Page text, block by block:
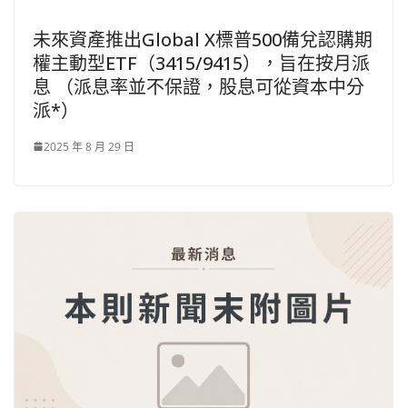
未來資產推出Global X標普500備兌認購期
權主動型ETF（3415/9415），旨在按月派
息 （派息率並不保證，股息可從資本中分
派*）
2025 年 8 月 29 日